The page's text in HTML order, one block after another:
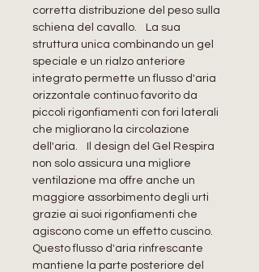
corretta distribuzione del peso sulla
schiena del cavallo. La sua
struttura unica combinando un gel
speciale e un rialzo anteriore
integrato permette un flusso d'aria
orizzontale continuo favorito da
piccoli rigonfiamenti con fori laterali
che migliorano la circolazione
dell'aria. Il design del Gel Respira
non solo assicura una migliore
ventilazione ma offre anche un
maggiore assorbimento degli urti
grazie ai suoi rigonfiamenti che
agiscono come un effetto cuscino.
Questo flusso d'aria rinfrescante
mantiene la parte posteriore del